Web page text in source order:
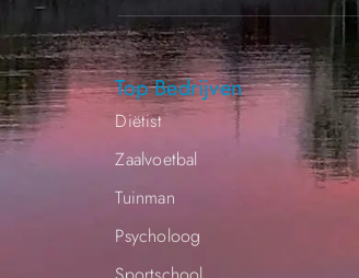
Top Bedrijven
Diëtist
Zaalvoetbal
Tuinman
Psycholoog